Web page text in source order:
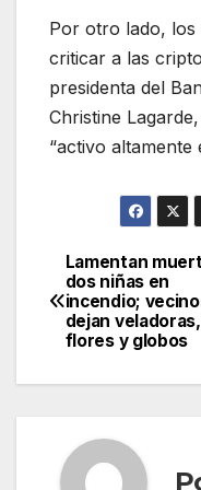
Por otro lado, los
criticar a las
presidenta del
Christine
“activo
de
entradas
Lamentan
dos niñas en
incendio;
dejan veladoras,
flores y globos